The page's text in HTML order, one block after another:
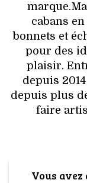
cabans
bonnets et
pour des
plaisir.
depuis
depuis plus
faire
Vous avez